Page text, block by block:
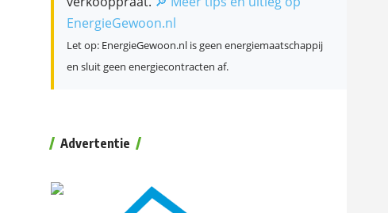
EnergieGewoon.nl
Let op: EnergieGewoon.nl is geen energiemaatschappij
en sluit geen energiecontracten af.
Advertentie